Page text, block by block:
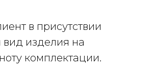
в присутствии
изделия на
комплектации.